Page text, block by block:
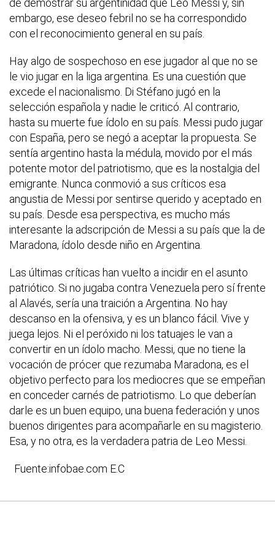
de demostrar su argentinidad que Leo Messi y, sin
embargo, ese deseo febril no se ha correspondido
con el reconocimiento general en su país.
Hay algo de sospechoso en ese jugador al que no se
le vio jugar en la liga argentina. Es una cuestión que
excede el nacionalismo. Di Stéfano jugó en la
selección española y nadie le criticó. Al contrario,
hasta su muerte fue ídolo en su país. Messi pudo jugar
con España, pero se negó a aceptar la propuesta. Se
sentía argentino hasta la médula, movido por el más
potente motor del patriotismo, que es la nostalgia del
emigrante. Nunca conmovió a sus críticos esa
angustia de Messi por sentirse querido y aceptado en
su país. Desde esa perspectiva, es mucho más
interesante la adscripción de Messi a su país que la de
Maradona, ídolo desde niño en Argentina.
Las últimas críticas han vuelto a incidir en el asunto
patriótico. Si no jugaba contra Venezuela pero sí frente
al Alavés, sería una traición a Argentina. No hay
descanso en la ofensiva, y es un blanco fácil. Vive y
juega lejos. Ni el peróxido ni los tatuajes le van a
convertir en un ídolo macho. Messi, que no tiene la
vocación de prócer que rezumaba Maradona, es el
objetivo perfecto para los mediocres que se empeñan
en conceder carnés de patriotismo. Lo que deberían
darle es un buen equipo, una buena federación y unos
buenos dirigentes para acompañarle en su magisterio.
Esa, y no otra, es la verdadera patria de Leo Messi.
Fuente:infobae.com E.C